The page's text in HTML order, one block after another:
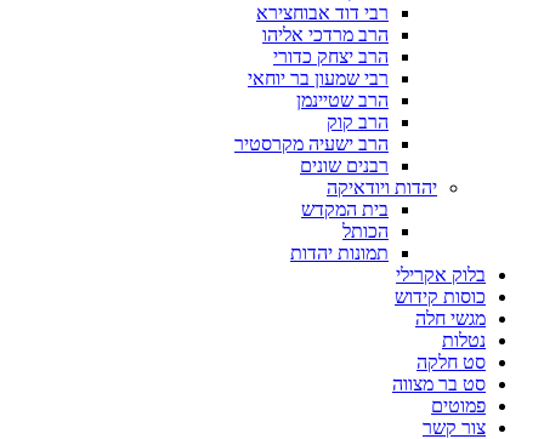
רבי דוד אבוחצירא
הרב מרדכי אליהו
הרב יצחק כדורי
רבי שמעון בר יוחאי
הרב שטיינמן
הרב קוק
הרב ישעיה מקרסטיר
רבנים שונים
יהדות ויודאיקה
בית המקדש
הכותל
תמונות יהדות
בלוק אקרילי
כוסות קידוש
מגשי חלה
נטלות
סט חלקה
סט בר מצווה
פמוטים
צור קשר